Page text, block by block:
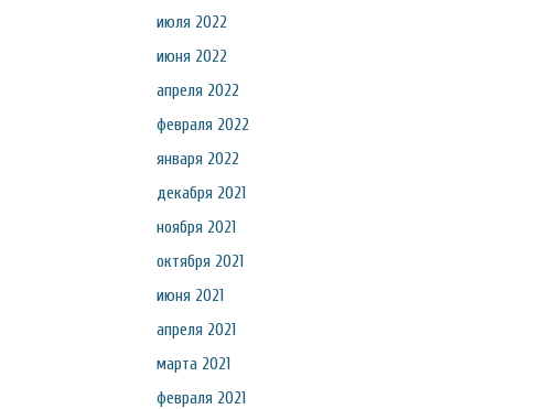
июля 2022
июня 2022
апреля 2022
февраля 2022
января 2022
декабря 2021
ноября 2021
октября 2021
июня 2021
апреля 2021
марта 2021
февраля 2021